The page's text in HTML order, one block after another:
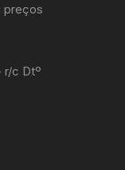
preços
r/c Dtº